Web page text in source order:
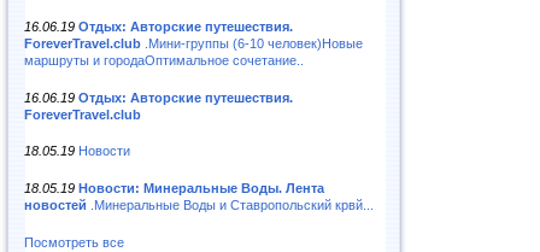
16.06.19 Отдых: Авторские путешествия.
ForeverTravel.club .Мини-группы (6-10 человек)Новые
маршруты и городаОптимальное сочетание..
16.06.19 Отдых: Авторские путешествия.
ForeverTravel.club
18.05.19 Новости
18.05.19 Новости: Минеральные Воды. Лента
новостей .Минеральные Воды и Ставропольский крвй...
Посмотреть все